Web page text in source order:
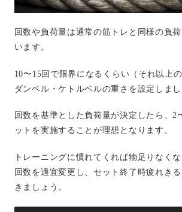
回数や負荷量は通常の筋トレと同様の負
います。
10〜15回で限界になるくらい（それ以上
ダンベル・ケトルベルの重さを設定しまし
回数を基準とした負荷量が決定したら、2
ットを実施することが理想となります。
トレーニングに慣れてくれば物足りなく
回数を適宜変更し、セット終了時疲れき
きましょう。